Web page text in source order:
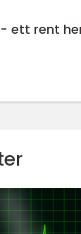
ett rent